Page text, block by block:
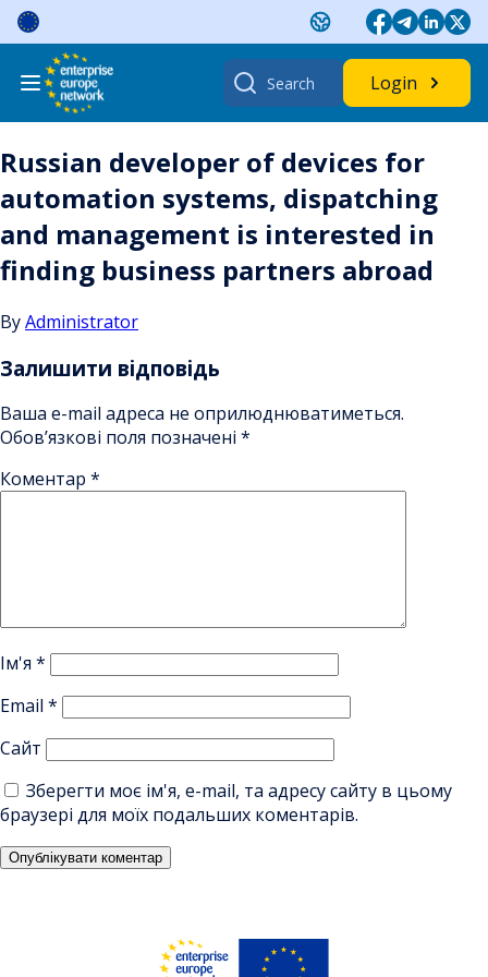
Skip
content
Search
for:
Login
Russian developer of devices for
automation systems, dispatching
and management is interested in
finding business partners abroad
ByAdministrator
Залишити відповідь
Ваша e-mail адреса не оприлюднюватиметься.
Обов’язкові поля позначені *
Коментар *
Ім'я *
Email *
Сайт
Зберегти моє ім'я, e-mail, та адресу сайту в цьому
браузері для моїх подальших коментарів.